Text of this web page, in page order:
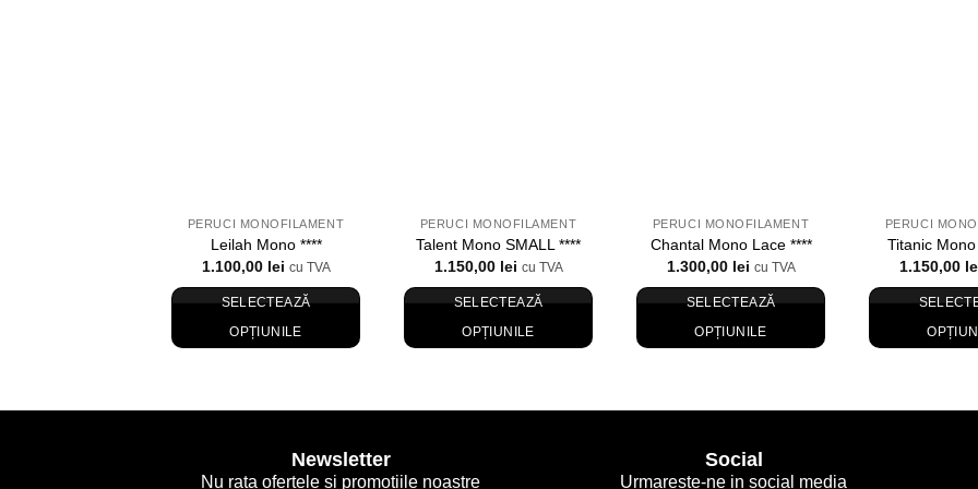
PERUCI MONOFILAMENT
Leilah Mono ****
1.100,00 lei cu TVA
SELECTEAZĂ
OPȚIUNILE
are
multe
variații.
PERUCI MONOFILAMENT
Talent Mono SMALL ****
1.150,00 lei cu TVA
SELECTEAZĂ
OPȚIUNILE
are
PERUCI MONOFILAMENT
Chantal Mono Lace ****
1.300,00 lei cu TVA
SELECTEAZĂ
OPȚIUNILE
are
multe
variații.
PERUCI
Titanic
1.150,00
Newsletter
Nu rata ofertele si promotiile noastre
Social
Urmareste-ne in social media